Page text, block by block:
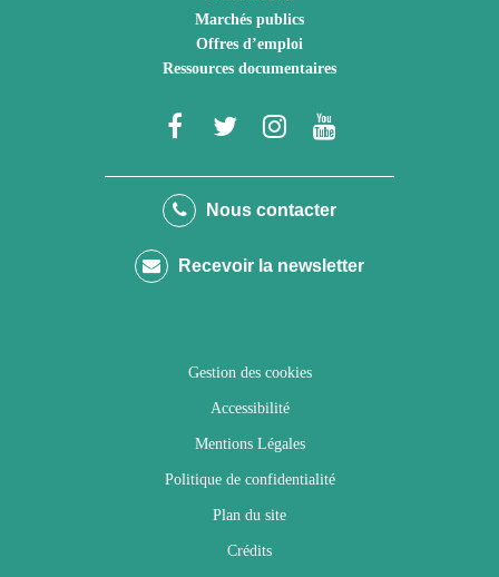
Marchés publics
Offres d’emploi
Ressources documentaires
Lien
le
Facebook
Lien
le
Twitter
Lien
le
Instagram
Youtube
Nous contacter
Recevoir la newsletter
Gestion des cookies
Accessibilité
Mentions Légales
Politique de confidentialité
Plan du site
Crédits